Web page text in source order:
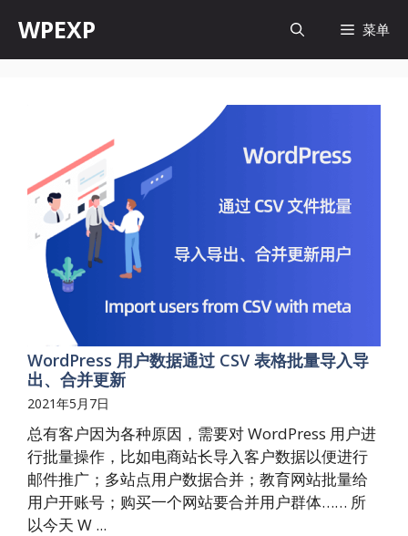
内
WPEXP 菜单
WordPress 用户数据通过 CSV 表格批量导入导
出、合并更新
2021年5月7日
总有客户因为各种原因，需要对 WordPress 用户进
行批量操作，比如电商站长导入客户数据以便进行
邮件推广；多站点用户数据合并；教育网站批量给
用户开账号；购买一个网站要合并用户群体…… 所
以今天 W ...